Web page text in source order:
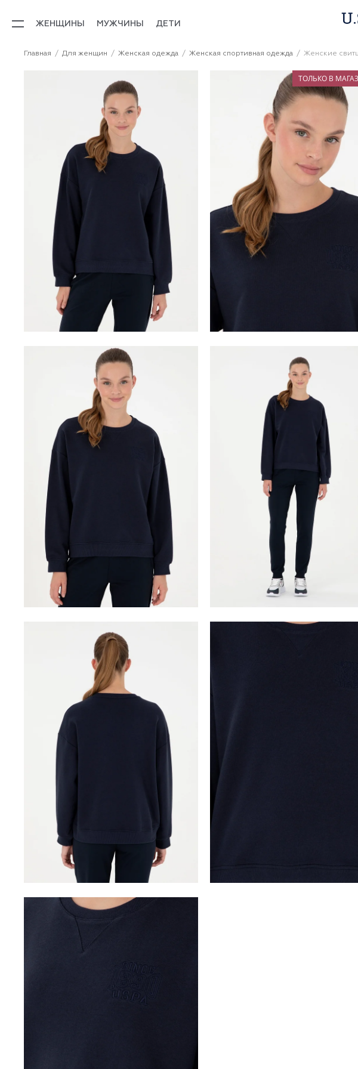
ЖЕНЩИНЫ МУЖЧИНЫ ДЕТИ
Главная Для женщин Женская одежда Женская спортивная одежда Женские
ТОЛЬКО В